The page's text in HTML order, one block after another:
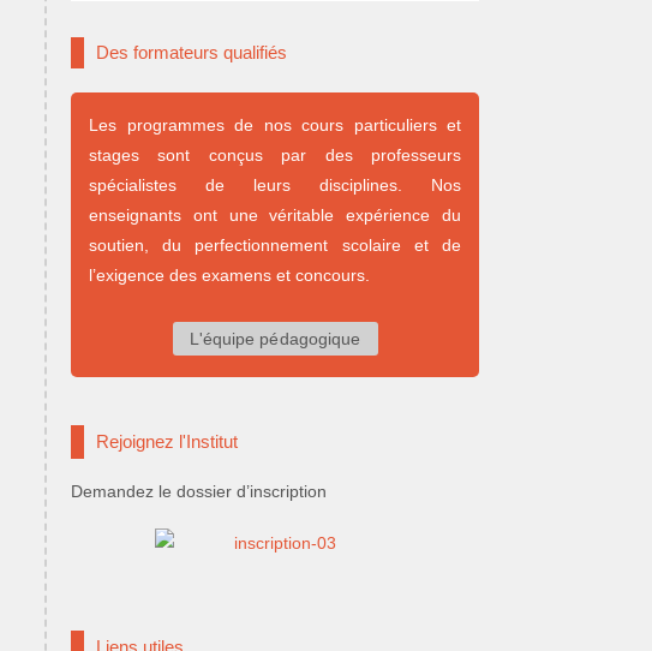
Des formateurs qualifiés
Les programmes de nos cours particuliers et
stages sont conçus par des professeurs
spécialistes de leurs disciplines. Nos
enseignants ont une véritable expérience du
soutien, du perfectionnement scolaire et de
l’exigence des examens et concours.
L'équipe pédagogique
Rejoignez l'Institut
Demandez le dossier d’inscription
Liens utiles